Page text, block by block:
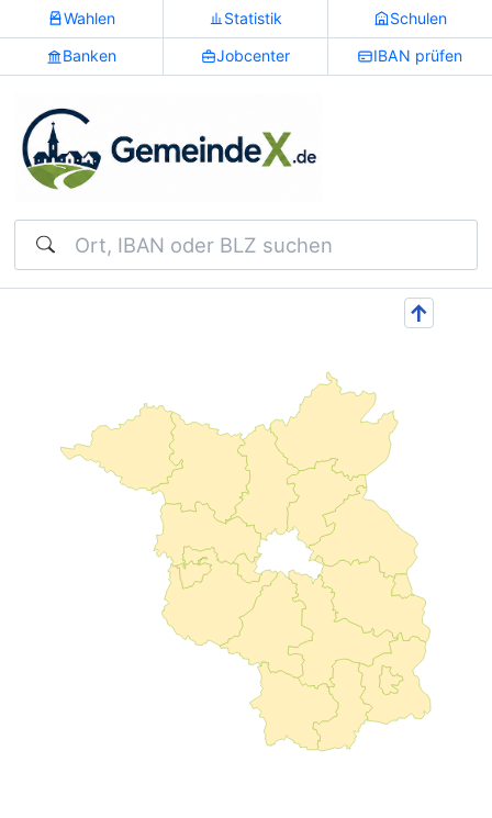
Wahlen Statistik Schulen
Banken Jobcenter IBAN prüfen
Suchen
↑